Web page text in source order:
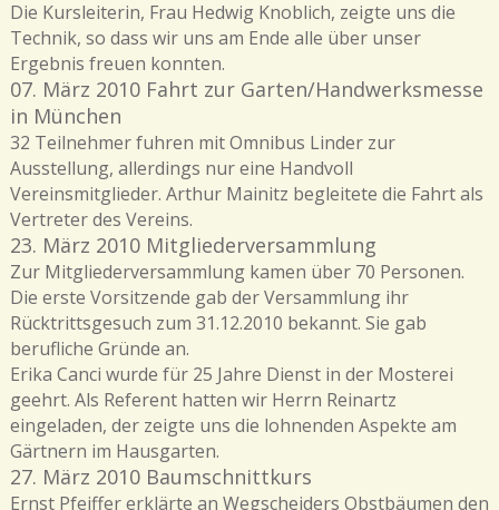
Die Kursleiterin, Frau Hedwig Knoblich, zeigte uns die
Technik, so dass wir uns am Ende alle über unser
Ergebnis freuen konnten.
07. März 2010 Fahrt zur Garten/Handwerksmesse
in München
32 Teilnehmer fuhren mit Omnibus Linder zur
Ausstellung, allerdings nur eine Handvoll
Vereinsmitglieder. Arthur Mainitz begleitete die Fahrt als
Vertreter des Vereins.
23. März 2010 Mitgliederversammlung
Zur Mitgliederversammlung kamen über 70 Personen.
Die erste Vorsitzende gab der Versammlung ihr
Rücktrittsgesuch zum 31.12.2010 bekannt. Sie gab
berufliche Gründe an.
Erika Canci wurde für 25 Jahre Dienst in der Mosterei
geehrt. Als Referent hatten wir Herrn Reinartz
eingeladen, der zeigte uns die lohnenden Aspekte am
Gärtnern im Hausgarten.
27. März 2010 Baumschnittkurs
Ernst Pfeiffer erklärte an Wegscheiders Obstbäumen den